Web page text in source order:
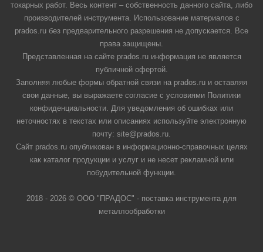
токарных работ. Весь контент – собственность данного сайта, либо
производителей инструмента. Использование материалов с
prados.ru без предварительного разрешения не допускается. Все
права защищены.
Представленная на сайте prados.ru информация не является
публичной офертой.
Заполняя любые формы обратной связи на prados.ru и оставляя
свои данные, вы выражаете согласие с условиями Политики
конфиденциальности. Для уведомления об ошибках или
неточностях в текстах или описаниях используйте электронную
почту: site@prados.ru.
Сайт prados.ru опубликован в информационно-справочных целях
как каталог продукции и услуг и не несет рекламной или
побудительной функции.
2018 - 2026 © ООО "ПРАДОС" - поставка инструмента для
металлообработки